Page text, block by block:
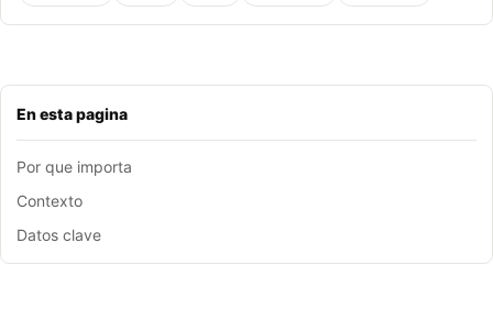
En esta pagina
Por que importa
Contexto
Datos clave